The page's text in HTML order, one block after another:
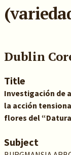
Dublin
Title
Investigación de
la acción
flores del
Subject